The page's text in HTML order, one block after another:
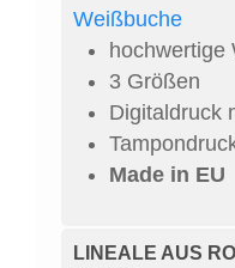
hochwertige
3 Größen
Digitaldruck
Made in EU
LINEALE AUS